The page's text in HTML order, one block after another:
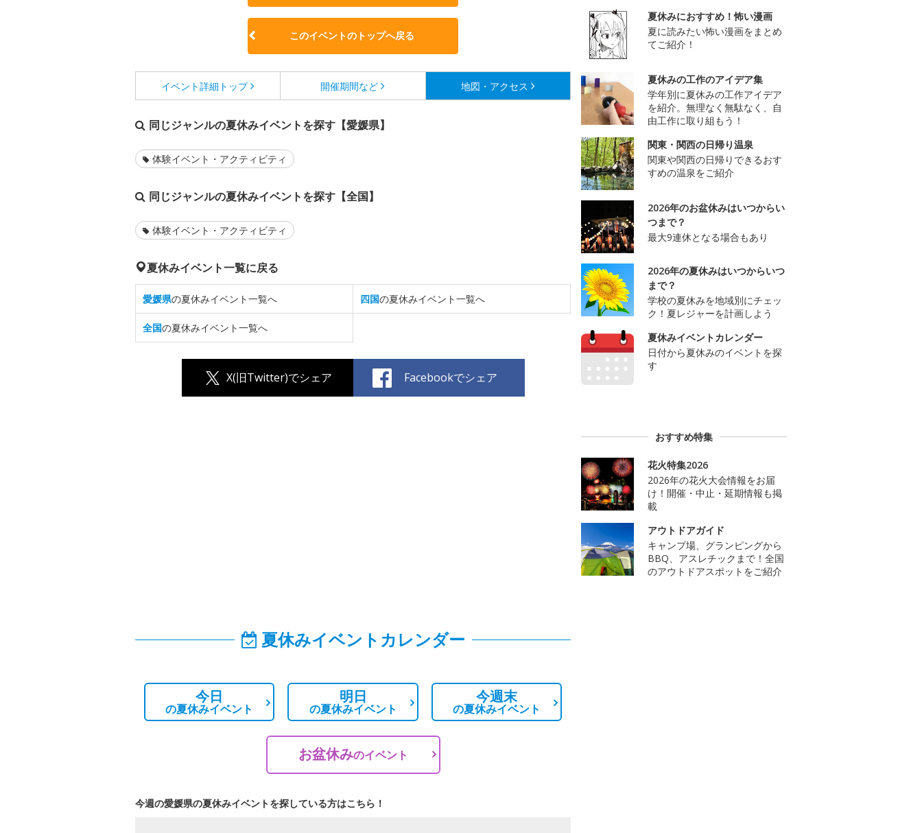
このイベントのトップへ戻る
イベント詳細 トップ 開催期間など 地図・アクセス
同じジャンルの夏休みイベントを探す【愛媛県】
体験イベント・アクティビティ
同じジャンルの夏休みイベントを探す【全国】
体験イベント・アクティビティ
夏休みイベント一覧に戻る
愛媛県の夏休みイベント一覧へ 四国の夏休みイベント一覧へ
全国の夏休みイベント一覧へ
X(旧Twitter)でシェア Facebookでシェア
夏休みイベントカレンダー
今日
の夏休みイベント
明日
の夏休みイベント
今週末
の夏休みイベント
お盆休みのイベント
今週の愛媛県の夏休みイベントを探している方はこちら！
夏休みにおすすめ！怖い漫画
夏に読みたい怖い漫画をまとめ
てご紹介！
夏休みの工作のアイデア集
学年別に夏休みの工作アイデア
を紹介。無理なく無駄なく、自
由工作に取り組もう！
関東・関西の日帰り温泉
関東や関西の日帰りできるおす
すめの温泉をご紹介
2026年のお盆休みはいつからい
つまで？
最大9連休となる場合もあり
2026年の夏休みはいつからいつ
まで？
学校の夏休みを地域別にチェッ
ク！夏レジャーを計画しよう
夏休みイベントカレンダー
日付から夏休みのイベントを探
す
おすすめ特集
花火特集2026
2026年の花火大会情報をお届
け！開催・中止・延期情報も掲
載
アウトドアガイド
キャンプ場、グランピングから
BBQ、アスレチックまで！全国
のアウトドアスポットをご紹介